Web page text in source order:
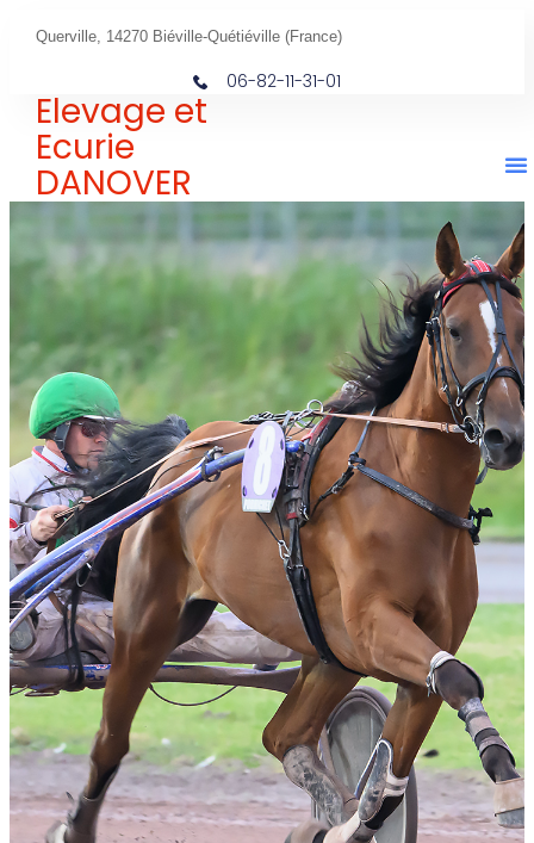
Querville, 14270 Biéville-Quétiéville (France)
06-82-11-31-01
Elevage et
Ecurie
DANOVER